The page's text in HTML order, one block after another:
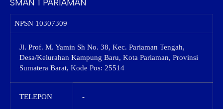
SMAN 1 PARIAMAN
NPSN 10307309
Jl. Prof. M. Yamin Sh No. 38, Kec. Pariaman Tengah,
Desa/Kelurahan Kampung Baru, Kota Pariaman, Provinsi
Sumatera Barat, Kode Pos: 25514
TELEPON -